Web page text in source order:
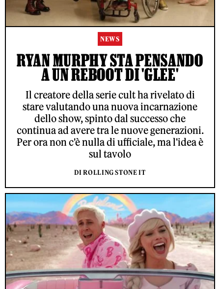
NEWS
RYAN MURPHY STA PENSANDO
A UN REBOOT DI 'GLEE'
Il creatore della serie cult ha rivelato di
stare valutando una nuova incarnazione
dello show, spinto dal successo che
continua ad avere tra le nuove generazioni.
Per ora non c'è nulla di ufficiale, ma l'idea è
sul tavolo
DI ROLLING STONE IT